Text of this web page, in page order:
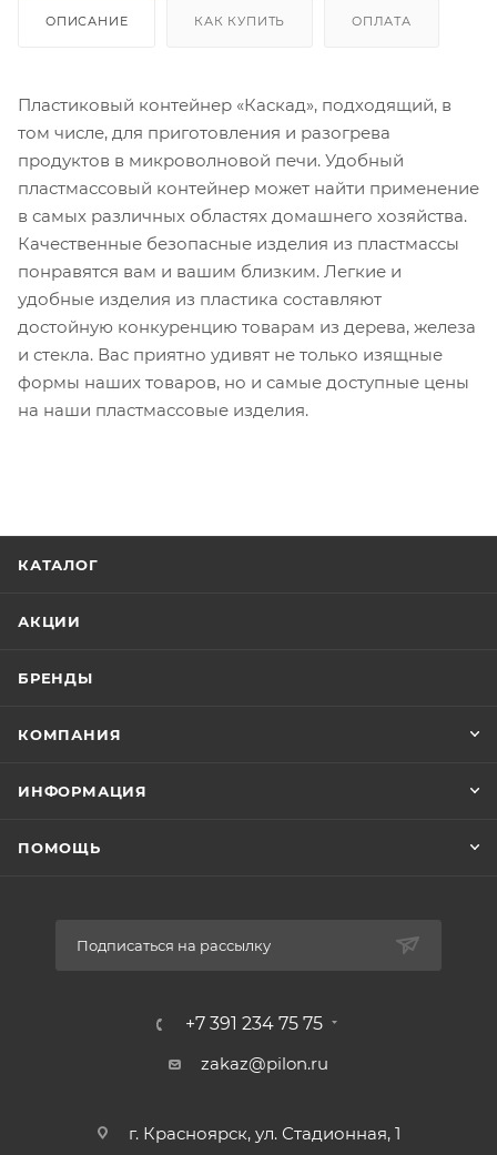
ОПИСАНИЕ КАК КУПИТЬ ОПЛАТА
Пластиковый контейнер «Каскад», подходящий, в
том числе, для приготовления и разогрева
продуктов в микроволновой печи. Удобный
пластмассовый контейнер может найти применение
в самых различных областях домашнего хозяйства.
Качественные безопасные изделия из пластмассы
понравятся вам и вашим близким. Легкие и
удобные изделия из пластика составляют
достойную конкуренцию товарам из дерева, железа
и стекла. Вас приятно удивят не только изящные
формы наших товаров, но и самые доступные цены
на наши пластмассовые изделия.
КАТАЛОГ
АКЦИИ
БРЕНДЫ
КОМПАНИЯ
ИНФОРМАЦИЯ
ПОМОЩЬ
Подписаться на рассылку
+7 391 234 75 75
zakaz@pilon.ru
г. Красноярск, ул. Стадионная, 1